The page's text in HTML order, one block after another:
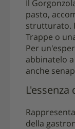
Il
pasto,
strutturato.
Trappe o
Per
abbinatelo
anche
della